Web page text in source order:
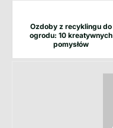
Ozdoby z recyklingu do
ogrodu: 10 kreatywnych
pomysłów